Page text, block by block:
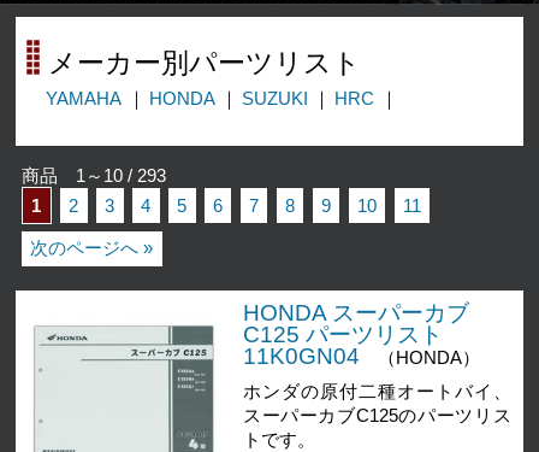
メーカー別パーツリスト
YAMAHA HONDA SUZUKI HRC
商品 1～10 / 293
1
2 3 4 5 6 7 8 9 10 11
次のページへ »
HONDA スーパーカブ
C125 パーツリスト
11K0GN04
（HONDA）
ホンダの原付二種オートバイ、
スーパーカブC125のパーツリス
トです。